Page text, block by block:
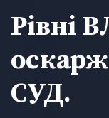
Рівні
СУД.